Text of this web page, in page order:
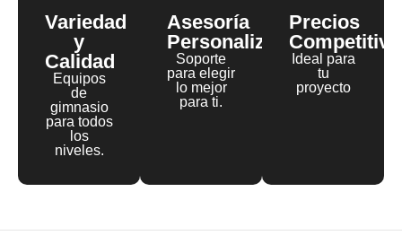
Variedad
y
Calidad
Equipos
de
gimnasio
para todos
los
niveles.
Asesoría
Personalizada
Soporte
para elegir
lo mejor
para ti.
Precios
Ideal para
tu
proyecto